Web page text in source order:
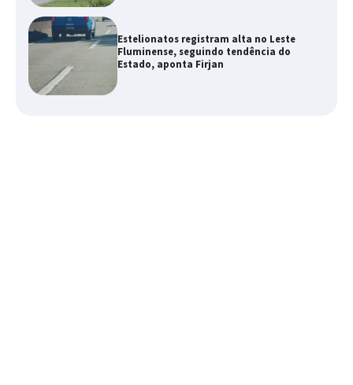
Estelionatos registram alta no Leste
Fluminense, seguindo tendência do
Estado, aponta Firjan